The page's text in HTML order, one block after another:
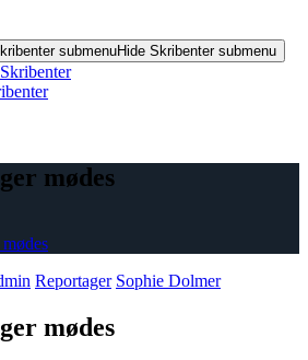
submenuHide Skribenter submenu
mødes
Reportager Sophie Dolmer
mødes